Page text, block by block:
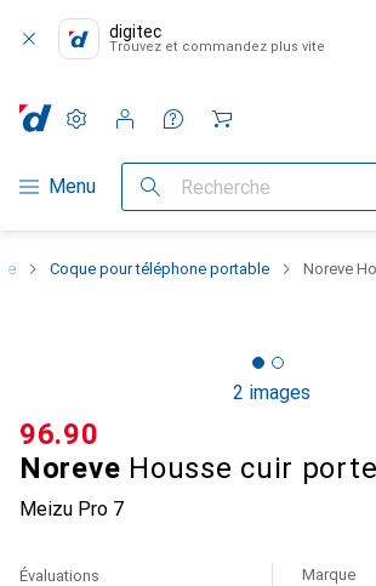
digitec
Trouvez et commandez plus vite
Navigation par catégorie
Menu Recherche
Paramètres
Compte client
Listes de comparaison
Listes d'envies
Panier
Coque pour téléphone portable Noreve
2 images
Noreve Housse cuir
Meizu Pro 7
CHF
96.90
Évaluations Marque